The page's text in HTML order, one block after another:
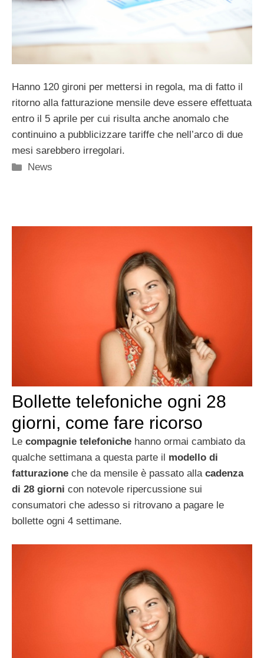
Hanno 120 gironi per mettersi in regola, ma di fatto il
ritorno alla fatturazione mensile deve essere effettuata
entro il 5 aprile per cui risulta anche anomalo che
continuino a pubblicizzare tariffe che nell’arco di due
mesi sarebbero irregolari.
Categorie
News
Bollette telefoniche ogni 28
giorni, come fare ricorso
Le compagnie telefoniche hanno ormai cambiato da
qualche settimana a questa parte il modello di
fatturazione che da mensile è passato alla cadenza
di 28 giorni con notevole ripercussione sui
consumatori che adesso si ritrovano a pagare le
bollette ogni 4 settimane.